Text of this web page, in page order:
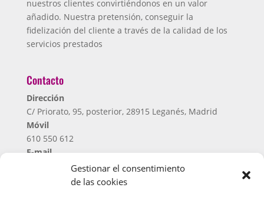
Gestionar el consentimiento
de las cookies
nuestros clientes convirtiéndonos en un valor
añadido. Nuestra pretensión, conseguir la
fidelización del cliente a través de la calidad de los
servicios prestados
Contacto
Dirección
C/ Priorato, 95, posterior, 28915 Leganés, Madrid
Móvil
610 550 612
E-mail
despacho@albenizabogados.com